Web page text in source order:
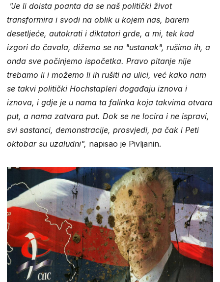
"Je li doista poanta da se naš politički život
transformira i svodi na oblik u kojem nas, barem
desetljeće, autokrati i diktatori grde, a mi, tek kad
izgori do čavala, dižemo se na "ustanak", rušimo ih, a
onda sve počinjemo ispočetka. Pravo pitanje nije
trebamo li i možemo li ih rušiti na ulici, već kako nam
se takvi politički Hochstapleri događaju iznova i
iznova, i gdje je u nama ta falinka koja takvima otvara
put, a nama zatvara put. Dok se ne locira i ne ispravi,
svi sastanci, demonstracije, prosvjedi, pa čak i Peti
oktobar su uzaludni", napisao je Pivljanin.